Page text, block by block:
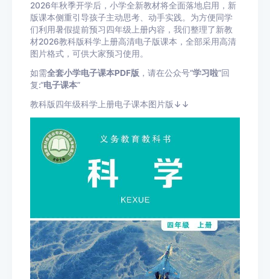
2026年秋季开学后，小学全新教材将全面落地启用，新
版课本侧重引导孩子主动思考、动手实践。为方便同学
们利用暑假提前预习四年级上册内容，我们整理了新教
材2026教科版科学上册高清电子版课本，全部采用高清
图片格式，可供大家预习使用。
如需全套小学电子课本PDF版 ，请在公众号“学习啦”回
复:“电子课本”
教科版四年级科学上册电子课本图片版↓↓